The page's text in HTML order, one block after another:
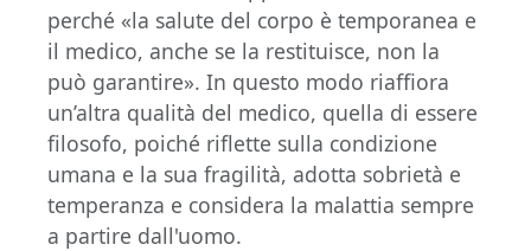
perché «la salute del corpo è temporanea e
il medico, anche se la restituisce, non la
può garantire». In questo modo riaffiora
un’altra qualità del medico, quella di essere
filosofo, poiché riflette sulla condizione
umana e la sua fragilità, adotta sobrietà e
temperanza e considera la malattia sempre
a partire dall'uomo.